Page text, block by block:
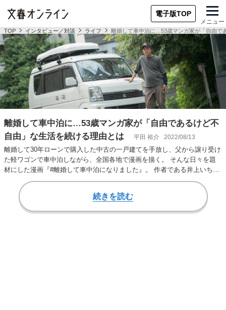
電子版TOP
メニュー
TOP インタビュー／対談 ライフ 離婚して車中泊に…53歳マンガ家が「自由で
離婚して車中泊に…53歳マンガ家が「自由であるけど不
自由」な生活を続ける理由とは
平田 裕介 2022/08/13
離婚して30年ローンで購入した中古の一戸建てを手放し、父から譲り受け
た軽ワゴンで車中泊しながら、全国各地で漫画を描く。 そんな日々を題
材にした漫画『#離婚して車中泊になりました』。 作者である井上いちろ
う氏（53）…
続きを読む